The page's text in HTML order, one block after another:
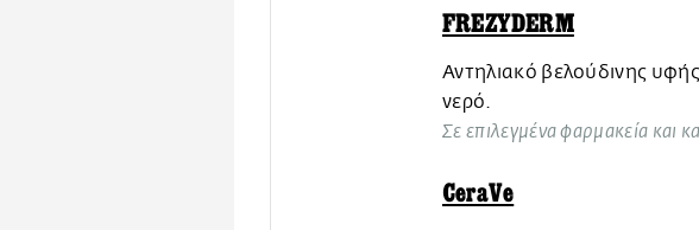
FREZYDERM
Αντηλιακό βελούδινης
νερό.
Σε επιλεγμένα φαρμακεία και
CeraVe